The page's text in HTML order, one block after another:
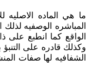
ما هي الماده الاصليه
المباشره الوصفيه
الواقع كما انطبع على
وكذلك قادره على
الشفافيه لها صفات